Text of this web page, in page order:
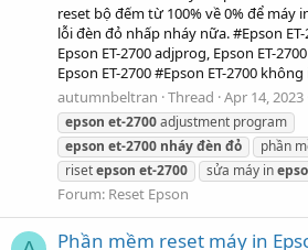
reset bộ đếm từ 100% về 0% để máy
lỗi đèn đỏ nhấp nháy nữa. #Epson
Epson ET-2700 adjprog, Epson ET-
Epson ET-2700 #Epson ET-2700
autumnbeltran Thread Apr 14, 2023
epson et-2700adjustment program
epson et-2700 nháyđèn đỏ phần
risetepson et-2700 sửa máy in
Forum: Reset Epson
Phần mềm reset máy in